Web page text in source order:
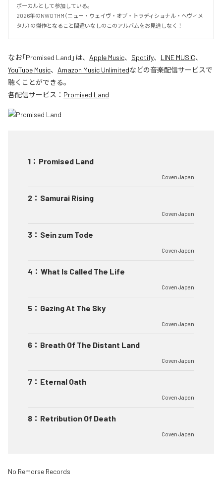
ボーカルとして参加している。
2026年のNWOTHM（ニュー・ウェイヴ・オブ・トラディショナル・ヘヴィメ
タル）の傑作となること間違いなしのこのアルバムをお見逃しなく！
なお「Promised Land 」は、 Apple Music、 Spotify、 LINE MUSIC、
YouTube Music、 Amazon Music Unlimitedなどの音楽配信サービスで
聴くことができる。
各配信サービス： Promised Land
1 ： Promised Land
Coven Japan
2 ： Samurai Rising
Coven Japan
3 ： Sein zum Tode
Coven Japan
4 ： What Is Called The Life
Coven Japan
5 ： Gazing At The Sky
Coven Japan
6 ： Breath Of The Distant Land
Coven Japan
7 ： Eternal Oath
Coven Japan
8 ： Retribution Of Death
Coven Japan
No Remorse Records